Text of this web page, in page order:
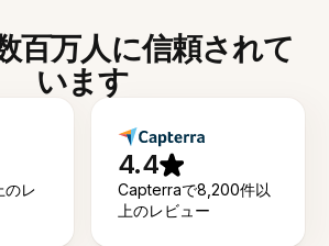
百万人に信頼されて
います
のレ
4.4
Capterraで8,200件以
上のレビュー